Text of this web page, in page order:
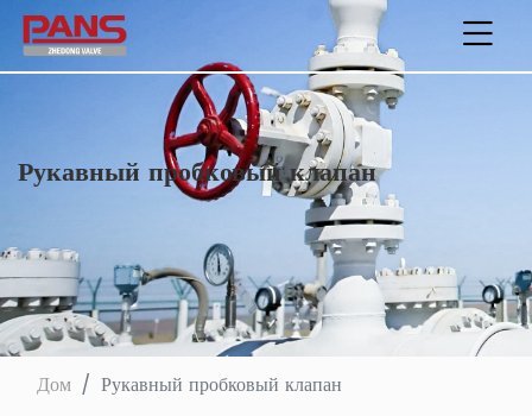
Рукавный пробковый клапан
Дом Рукавный пробковый клапан